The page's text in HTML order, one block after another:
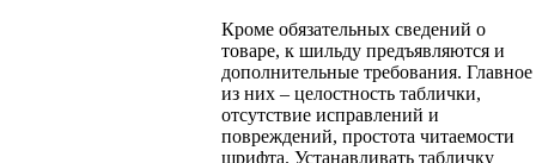
Кроме обязательных сведений о
товаре, к шильду предъявляются и
дополнительные требования. Главное
из них – целостность таблички,
отсутствие исправлений и
повреждений, простота читаемости
шрифта. Устанавливать табличку